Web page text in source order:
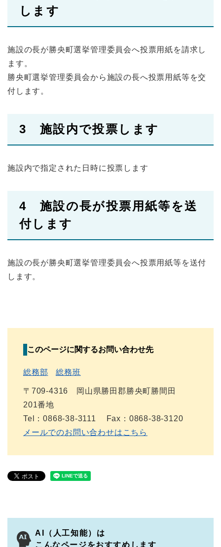
します
施設の長が勝央町選挙管理委員会へ投票用紙を請求し
ます。
勝央町選挙管理委員会から施設の長へ投票用紙等を交
付します。
3 施設内で投票します
​施設内で指定された日時に投票します
4 施設の長が投票用紙等を送
付します
施設の長が勝央町選挙管理委員会へ投票用紙等を送付
します。
このページに関するお問い合わせ先
総務部 総務班
〒709-4316 岡山県勝田郡勝央町勝間田
201番地
Tel：0868-38-3111
Fax：0868-38-3120
メールでのお問い合わせはこちら
AI（人工知能）は
こんなページをおすすめします